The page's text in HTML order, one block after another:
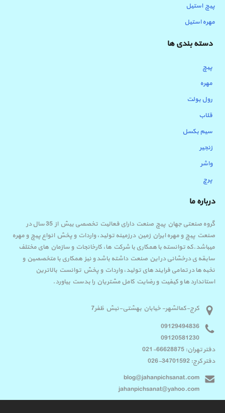
پیچ استیل
مهره استیل
دسته بندی ها
پیچ
مهره
رول بولت
قلاب
سیم بکسل
زنجیر
واشر
پرچ
درباره ما
گروه صنعتی جهان پیچ صنعت دارای فعالیت تخصصی بیش از 35 سال در
صنعت پیچ و مهره ایران زمین درزمینه تولید، واردات و پخش انواع پیچ و مهره
میباشد.که توانسته با همکاری با شرکت ها، کارخانجات و سازمان های مختلف
سابقه ی درخشانی در این صنعت داشته باشد و نیز همکاری با متخصصین و
نخبه ها در تمامی فرایند های تولید، واردات و پخش توانست بالاترین
استاندارد ها و کیفیت و رضایت کامل مشتریان را بدست بیاورد.
کرج-کمالشهر- خیابان بهشتی-نبش ظفر7
09129494836
09120581230
دفتر تهران: 66628875-021
دفتر کرج: 34701592-026
blog@jahanpichsanat.com
jahanpichsanat@yahoo.com